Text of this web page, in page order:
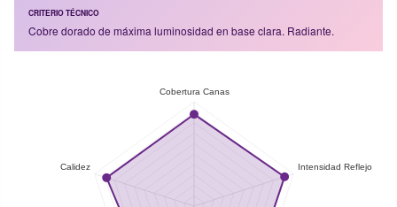
CRITERIO TÉCNICO
Cobre dorado de máxima luminosidad en base clara. Radiante.